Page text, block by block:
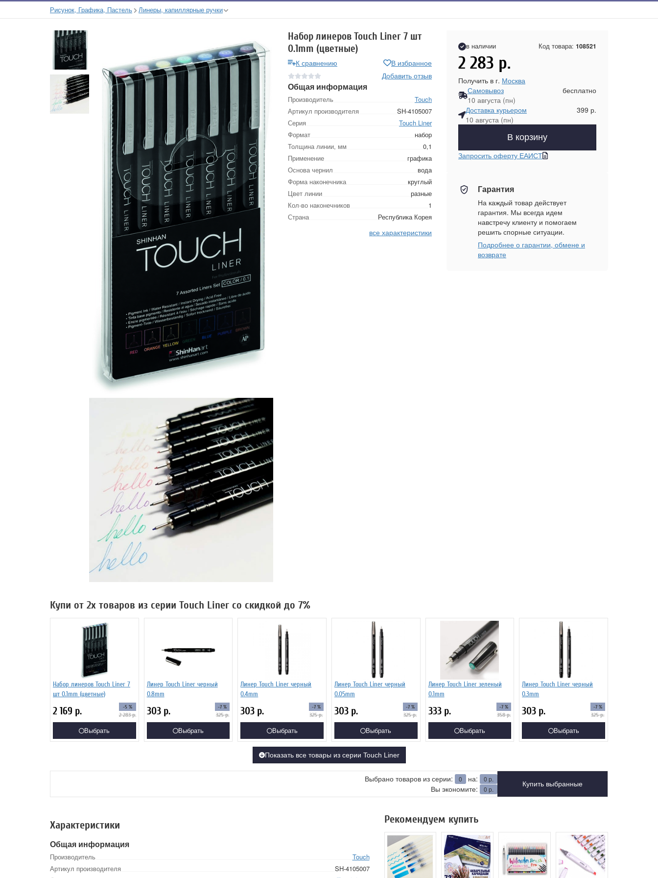
Рисунок, Графика, Пастель Линеры, капиллярные ручки
Набор линеров Touch Liner 7 шт
0.1mm (цветные)
К сравнению
В избранное
Добавить отзыв
Общая информация
Производитель
Touch
Артикул производителя
SH-4105007
Серия
Touch Liner
Формат
набор
Толщина линии, мм
0,1
Применение
графика
Основа чернил
вода
Форма наконечника
круглый
Цвет линии
разные
Кол-во наконечников
1
Страна
Республика Корея
все характеристики
в наличии Код товара: 108521
2 283 р.
Получить в г. Москва
Самовывоз
10 августа (пн)
бесплатно
Доставка курьером
10 августа (пн)
399 р.
В корзину
Запросить оферту ЕАИСТ
Гарантия
На каждый товар действует
гарантия. Мы всегда идем
навстречу клиенту и помогаем
решить спорные ситуации.
Подробнее о гарантии, обмене и
возврате
Купи от 2х товаров из серии Touch Liner со скидкой до 7%
Набор линеров Touch Liner 7
шт 0.1mm (цветные)
2 169 р. -5 %
2 283р.
Выбрать
Линер Touch Liner черный
0.8mm
303 р. -7 %
325р.
Выбрать
Линер Touch Liner черный
0.4mm
303 р. -7 %
325р.
Выбрать
Линер Touch Liner черный
0.05mm
303 р. -7 %
325р.
Выбрать
Линер Touch Liner зеленый
0.1mm
333 р. -7 %
358р.
Выбрать
Линер Touch Liner черный
0.3mm
303 р. -7 %
325р.
Выбрать
Показать все товары из серии Touch Liner
Выбрано товаров из серии: 0 на: 0 р.
Вы экономите: 0 р.
Купить выбранные
Характеристики
Общая информация
Производитель
Touch
Артикул производителя
SH-4105007
Рекомендуем купить